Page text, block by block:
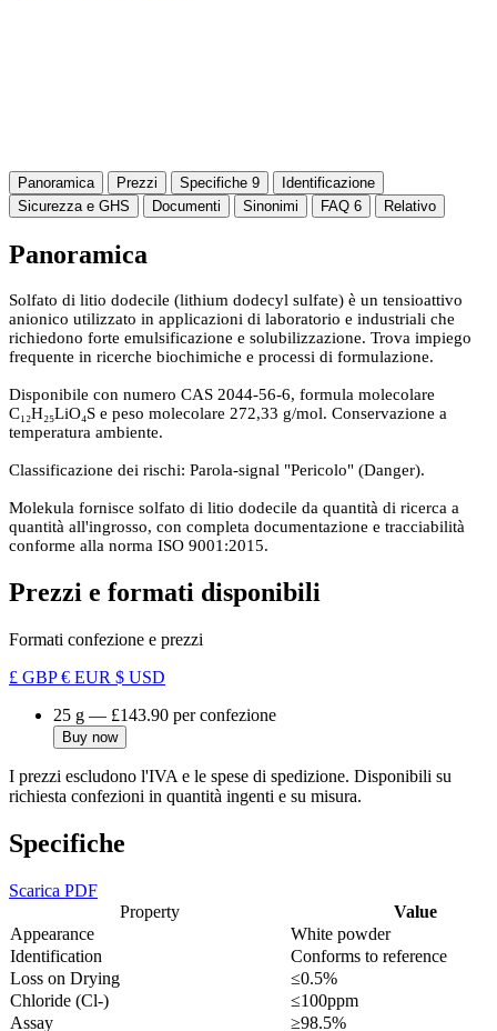
Panoramica Prezzi Specifiche 9
Identificazione
Sicurezza e GHS
Documenti Sinonimi FAQ 6 Relativo
Panoramica
Solfato di litio dodecile (lithium dodecyl sulfate) è un tensioattivo
anionico utilizzato in applicazioni di laboratorio e industriali che
richiedono forte emulsificazione e solubilizzazione. Trova impiego
frequente in ricerche biochimiche e processi di formulazione.
Disponibile con numero CAS 2044-56-6, formula molecolare
C₁₂H₂₅LiO₄S e peso molecolare 272,33 g/mol. Conservazione a
temperatura ambiente.
Classificazione dei rischi: Parola-signal "Pericolo" (Danger).
Molekula fornisce solfato di litio dodecile da quantità di ricerca a
quantità all'ingrosso, con completa documentazione e tracciabilità
conforme alla norma ISO 9001:2015.
Prezzi e formati disponibili
Formati confezione e prezzi
£ GBP€ EUR $ USD
25 g — £143.90 per confezione
Buy now
I prezzi escludono l'IVA e le spese di spedizione. Disponibili su
richiesta confezioni in quantità ingenti e su misura.
Specifiche
Scarica PDF
Property
Value
Appearance
White powder
Identification
Conforms to reference
Loss on Drying
≤0.5%
Chloride (Cl-)
≤100ppm
Assay
≥98.5%